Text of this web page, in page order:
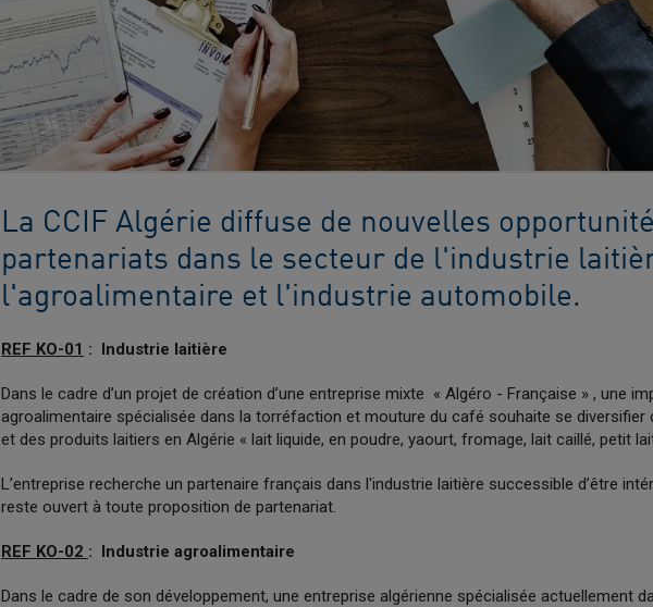
La CCIF Algérie diffuse de nouvelles
partenariats dans le secteur de l'industrie
l'agroalimentaire et l'industrie automobile.
REF KO-01 : Industrie laitière
Dans le cadre d’un projet de création d’une entreprise mixte « Algéro - Française » , une
agroalimentaire spécialisée dans la torréfaction et mouture du café souhaite se diversifier
et des produits laitiers en Algérie « lait liquide, en poudre, yaourt, fromage, lait caillé, petit
L’entreprise recherche un partenaire français dans l'industrie laitière successible d’être
reste ouvert à toute proposition de partenariat.
REF KO-02 : Industrie agroalimentaire
Dans le cadre de son développement, une entreprise algérienne spécialisée actuellement